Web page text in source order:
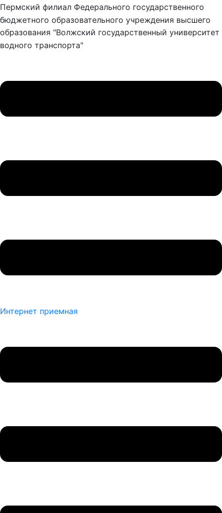
Пермский филиал Федерального государственного
бюджетного образовательного учреждения высшего
образования "Волжский государственный университет
водного транспорта"
Интернет приемная